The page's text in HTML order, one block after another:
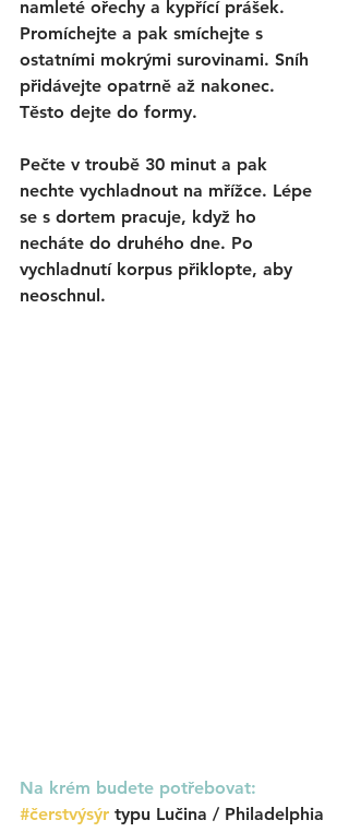
namleté ořechy a kypřící prášek.
Promíchejte a pak smíchejte s
ostatními mokrými surovinami. Sníh
přidávejte opatrně až nakonec.
Těsto dejte do formy.
Pečte v troubě 30 minut a pak
nechte vychladnout na mřížce. Lépe
se s dortem pracuje, když ho
necháte do druhého dne. Po
vychladnutí korpus přiklopte, aby
neoschnul.
Na krém budete potřebovat:
#čerstvýsýr typu Lučina / Philadelphia